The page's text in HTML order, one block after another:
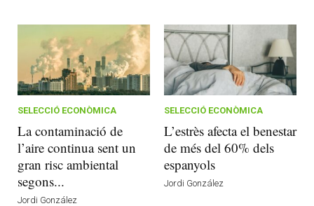
SELECCIÓ ECONÒMICA
La contaminació de
l’aire continua sent un
gran risc ambiental
segons...
Jordi González
SELECCIÓ ECONÒMICA
L’estrès afecta el benestar
de més del 60% dels
espanyols
Jordi González